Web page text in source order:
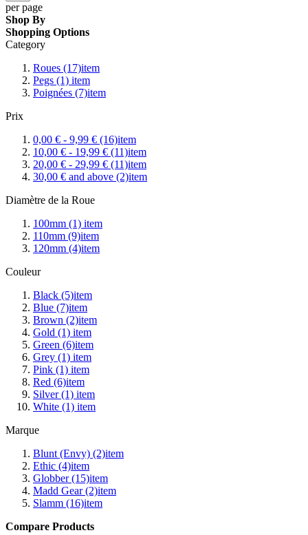
per page
Shop By
Shopping Options
Category
Roues (17)item
Pegs (1) item
Poignées (7)item
Prix
0,00 € - 9,99 € (16)item
10,00 € - 19,99 € (11)item
20,00 € - 29,99 € (11)item
30,00 € and above (2)item
Diamètre de la Roue
100mm (1) item
110mm (9)item
120mm (4)item
Couleur
Black (5)item
Blue (7)item
Brown (2)item
Gold (1) item
Green (6)item
Grey (1) item
Pink (1) item
Red (6)item
Silver(1) item
White (1) item
Marque
Blunt (Envy) (2)item
Ethic (4)item
Globber(15)item
Madd Gear(2)item
Slamm (16)item
Compare Products